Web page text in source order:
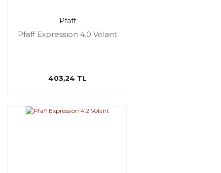
Pfaff
Pfaff Expression 4.0 Volant
403,24 TL